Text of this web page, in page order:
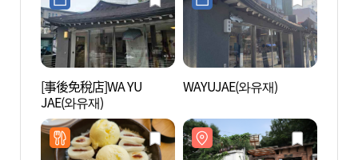
[事後免稅店]WA YU
JAE(와유재)
WAYUJAE(와유재)